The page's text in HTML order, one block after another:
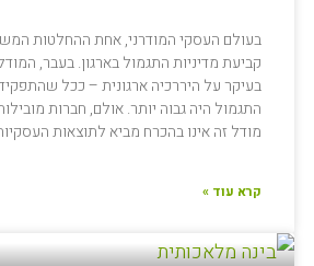
בעולם העסקי המודרני, אחת ההחלטות
קביעת מדיניות התגמול בארגון. בעבר,
בעיקר על היררכיה ארגונית – ככל
התגמול היה גבוה יותר. אולם, חברות
מודל זה אינו בהכרח מביא לתוצאות
קרא עוד »